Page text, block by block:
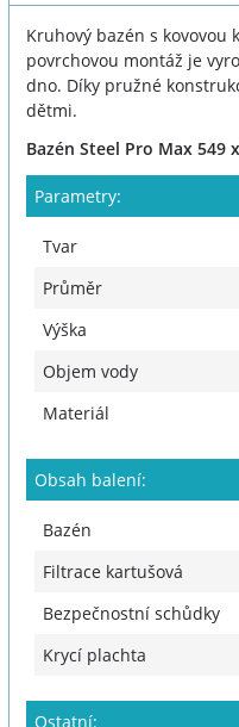
Kruhový bazén s
povrchovou montáž je
dno. Díky pružné
dětmi.
Bazén Steel Pro Max 549
Parametry:
Tvar
Průměr
Výška
Objem vody
Materiál
Obsah balení:
Bazén
Filtrace kartušová
Bezpečnostní schůdky
Krycí plachta
Ostatní: